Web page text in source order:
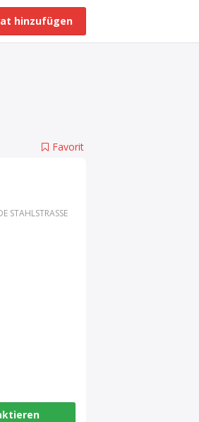
hinzufügen
Favorit
STAHLSTRASSE 3